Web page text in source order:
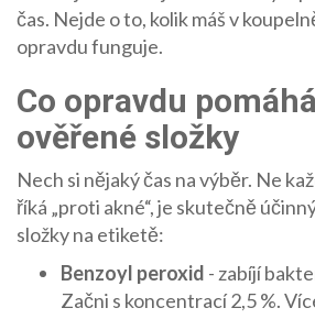
čas. Nejde o to, kolik máš v
opravdu funguje.
Co opravdu
ověřené složky
Nech si nějaký čas na výběr. Ne
říká „proti akné“, je skutečně
složky na etiketě:
Benzoyl peroxid - zabíjí
Začni s koncentrací 2,5 %.